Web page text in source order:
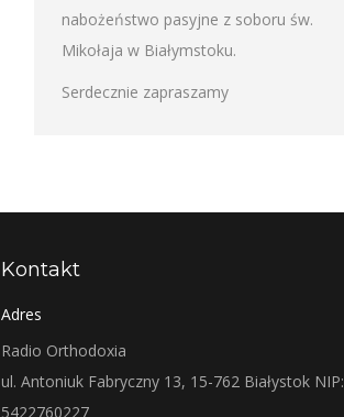
nabożeństwo pasyjne z soboru św.
Mikołaja w Białymstoku.
Serdecznie zapraszamy
Kontakt
Adres
Radio Orthodoxia
ul. Antoniuk Fabryczny 13, 15-762 Białystok NIP:
5422760227